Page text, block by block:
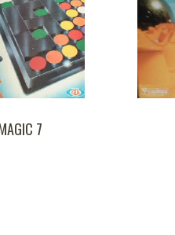
PLANETAIRE